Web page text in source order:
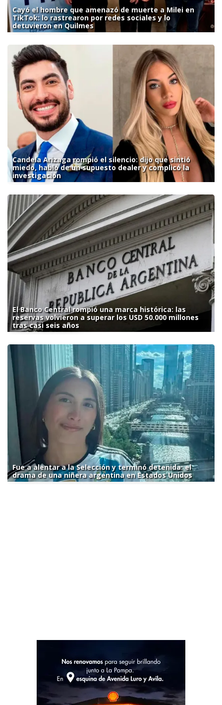
Cayó el hombre que amenazó de muerte a Milei en
TikTok: lo rastrearon por redes sociales y lo
detuvieron en Quilmes
Candela Arizaga rompió el silencio: dijo que sintió
miedo, habló de un supuesto dealer y complicó la
investigación
El Banco Central rompió una marca histórica: las
reservas volvieron a superar los USD 50.000 millones
tras casi seis años
Fue a alentar a la Selección y terminó detenida: el
drama de una niñera argentina en Estados Unidos